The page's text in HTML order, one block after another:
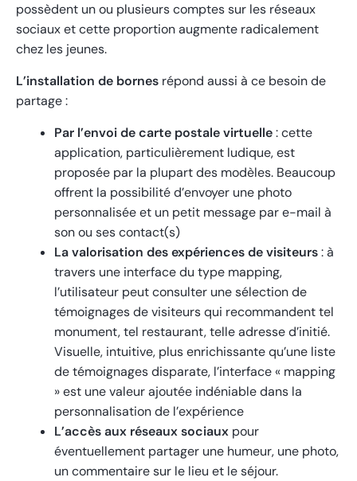
possèdent un ou plusieurs comptes sur les réseaux
sociaux et cette proportion augmente radicalement
chez les jeunes.
L’installation de bornes répond aussi à ce besoin de
partage :
Par l’envoi de carte postale virtuelle: cette
application, particulièrement ludique, est
proposée par la plupart des modèles. Beaucoup
offrent la possibilité d’envoyer une photo
personnalisée et un petit message par e-mail à
son ou ses contact(s)
La valorisation des expériences de visiteurs: à
travers une interface du type mapping,
l’utilisateur peut consulter une sélection de
témoignages de visiteurs qui recommandent tel
monument, tel restaurant, telle adresse d’initié.
Visuelle, intuitive, plus enrichissante qu’une liste
de témoignages disparate, l’interface « mapping
» est une valeur ajoutée indéniable dans la
personnalisation de l’expérience
L’accès aux réseaux sociaux pour
éventuellement partager une humeur, une photo,
un commentaire sur le lieu et le séjour.